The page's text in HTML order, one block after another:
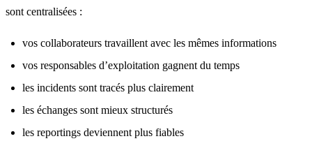
sont centralisées :
vos collaborateurs travaillent avec les mêmes informations
vos responsables d’exploitation gagnent du temps
les incidents sont tracés plus clairement
les échanges sont mieux structurés
les reportings deviennent plus fiables